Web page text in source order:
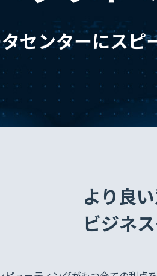
センターにスピ
より良
ビジネ